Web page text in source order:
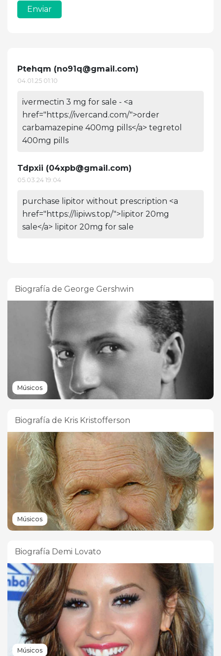
Enviar
Ptehqm (no91q@gmail.com)
04.01.25 01:10
ivermectin 3 mg for sale - <a
href="https://ivercand.com/">order
carbamazepine 400mg pills</a> tegretol
400mg pills
Tdpxii (04xpb@gmail.com)
05.03.24 19:04
purchase lipitor without prescription <a
href="https://lipiws.top/">lipitor 20mg
sale</a> lipitor 20mg for sale
Biografía de George Gershwin
Músicos
Biografía de Kris Kristofferson
Músicos
Biografía Demi Lovato
Músicos